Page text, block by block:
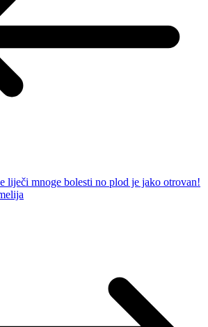
liječi mnoge bolesti no plod je jako otrovan!